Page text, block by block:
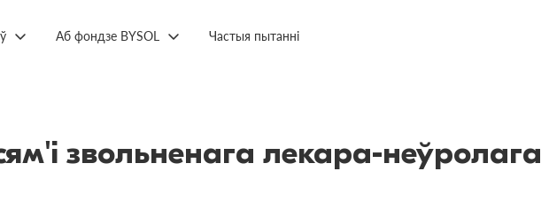
Аб фондзе BYSOL Частыя пытанні
звольненага лекара-